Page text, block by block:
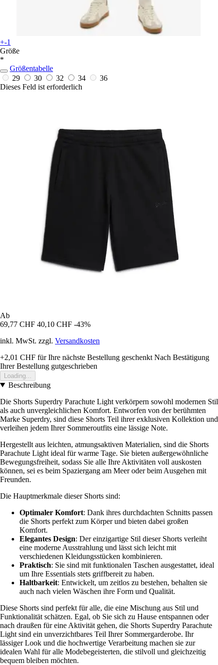
+-1
Größe
*
Größentabelle
29
30 32 34
36
Dieses Feld ist erforderlich
Ab
69,77 CHF 40,10 CHF -43%
inkl. MwSt. zzgl. Versandkosten
+2,01 CHF für Ihre nächste Bestellung geschenkt Nach Bestätigung
Ihrer Bestellung gutgeschrieben
Loading...
Beschreibung
Die Shorts Superdry Parachute Light verkörpern sowohl modernen Stil
als auch unvergleichlichen Komfort. Entworfen von der berühmten
Marke Superdry, sind diese Shorts Teil ihrer exklusiven Kollektion und
verleihen jedem Ihrer Sommeroutfits eine lässige Note.
Hergestellt aus leichten, atmungsaktiven Materialien, sind die Shorts
Parachute Light ideal für warme Tage. Sie bieten außergewöhnliche
Bewegungsfreiheit, sodass Sie alle Ihre Aktivitäten voll auskosten
können, sei es beim Spaziergang am Meer oder beim Ausgehen mit
Freunden.
Die Hauptmerkmale dieser Shorts sind:
Optimaler Komfort: Dank ihres durchdachten Schnitts passen
die Shorts perfekt zum Körper und bieten dabei großen
Komfort.
Elegantes Design: Der einzigartige Stil dieser Shorts verleiht
eine moderne Ausstrahlung und lässt sich leicht mit
verschiedenen Kleidungsstücken kombinieren.
Praktisch: Sie sind mit funktionalen Taschen ausgestattet, ideal
um Ihre Essentials stets griffbereit zu haben.
Haltbarkeit: Entwickelt, um zeitlos zu bestehen, behalten sie
auch nach vielen Wäschen ihre Form und Qualität.
Diese Shorts sind perfekt für alle, die eine Mischung aus Stil und
Funktionalität schätzen. Egal, ob Sie sich zu Hause entspannen oder
nach draußen für eine Aktivität gehen, die Shorts Superdry Parachute
Light sind ein unverzichtbares Teil Ihrer Sommergarderobe. Ihr
lässiger Look und die hochwertige Verarbeitung machen sie zur
idealen Wahl für alle Modebegeisterten, die stilvoll und gleichzeitig
bequem bleiben möchten.